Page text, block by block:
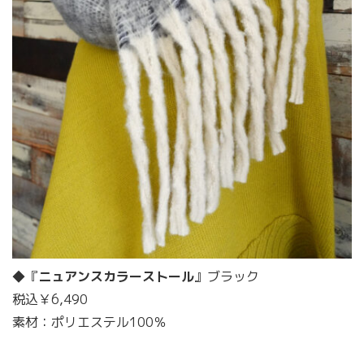
◆『ニュアンスカラーストール』ブラック
税込￥6,490
素材：ポリエステル100％